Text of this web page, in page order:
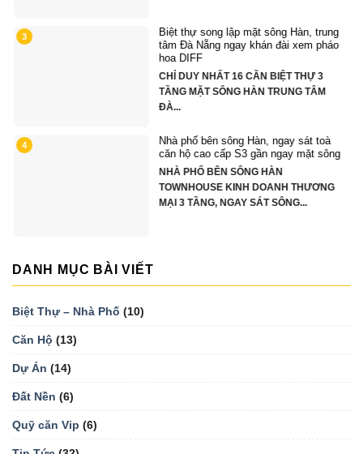
3
Biệt thự song lập mặt sông Hàn, trung
tâm Đà Nẵng ngay khán đài xem pháo
hoa DIFF
CHỈ DUY NHẤT 16 CĂN BIỆT THỰ 3
TẦNG MẶT SÔNG HÀN TRUNG TÂM
ĐÀ...
4
Nhà phố bên sông Hàn, ngay sát toà
căn hộ cao cấp S3 gần ngay mặt sông
NHÀ PHỐ BÊN SÔNG HÀN
TOWNHOUSE KINH DOANH THƯƠNG
MẠI 3 TẦNG, NGAY SÁT SÔNG...
DANH MỤC BÀI VIẾT
Biệt Thự – Nhà Phố (10)
Căn Hộ (13)
Dự Án (14)
Đất Nền (6)
Quỹ căn Vip (6)